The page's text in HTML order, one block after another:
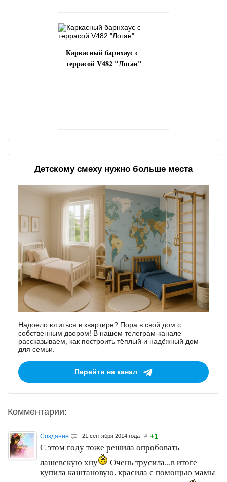
Каркасный барнхаус с
террасой V482 "Логан"
Детскому смеху нужно больше места
Надоело ютиться в квартире? Пора в свой дом с
собственным двором! В нашем телеграм-канале
рассказываем, как построить тёплый и надёжный дом
для семьи.
Перейти на канал
Комментарии:
Создание 21 сентября 2014 года # +1
С этом году тоже решила опробовать
лашевскую хну
Очень трусила...в итоге
купила каштановую. красила с помощью мамы